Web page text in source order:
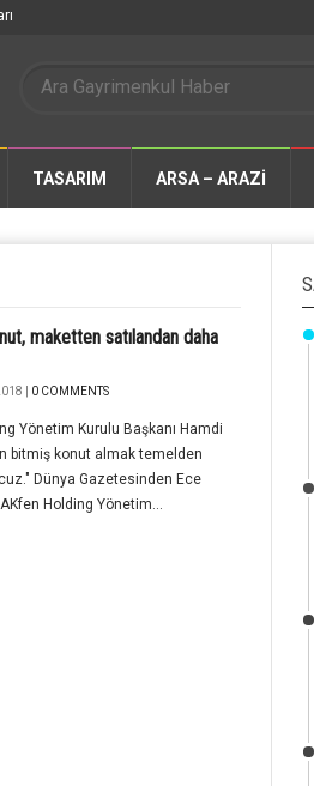
TASARIM ARSA – ARAZİ
maketten satılandan daha
| 0 COMMENTS
Yönetim Kurulu Başkanı Hamdi
bitmiş konut almak temelden
Dünya Gazetesinden Ece
Holding Yönetim...